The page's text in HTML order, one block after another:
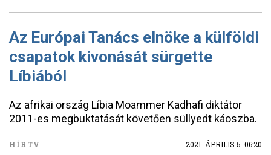
Az Európai Tanács elnöke a külföldi
csapatok kivonását sürgette
Líbiából
Az afrikai ország Líbia Moammer Kadhafi diktátor
2011-es megbuktatását követően süllyedt káoszba.
HÍRTV 2021. ÁPRILIS 5. 06:20